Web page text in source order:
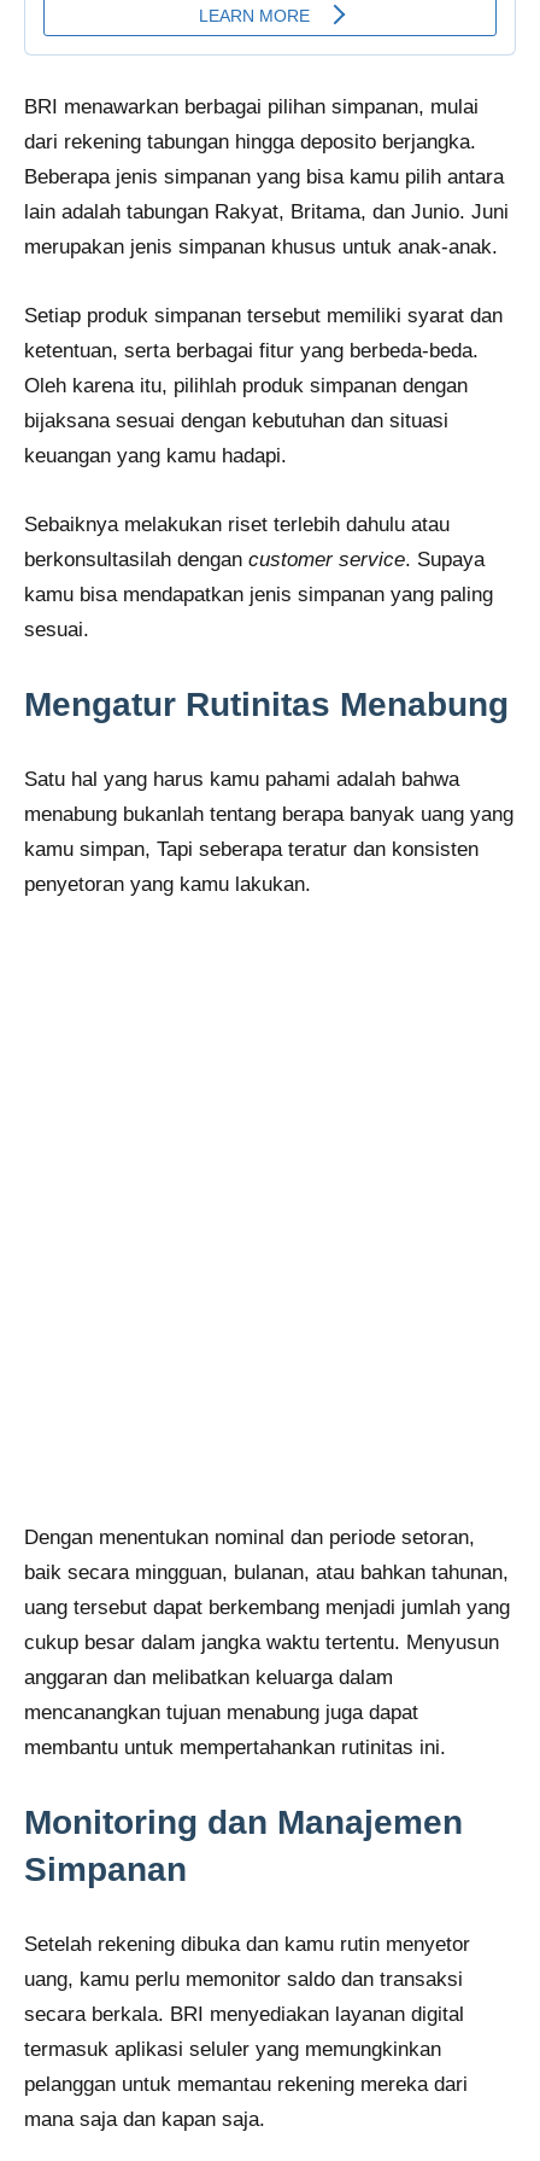
BRI menawarkan berbagai pilihan simpanan, mulai
dari rekening tabungan hingga deposito berjangka.
Beberapa jenis simpanan yang bisa kamu pilih antara
lain adalah tabungan Rakyat, Britama, dan Junio. Juni
merupakan jenis simpanan khusus untuk anak-anak.
Setiap produk simpanan tersebut memiliki syarat dan
ketentuan, serta berbagai fitur yang berbeda-beda.
Oleh karena itu, pilihlah produk simpanan dengan
bijaksana sesuai dengan kebutuhan dan situasi
keuangan yang kamu hadapi.
Sebaiknya melakukan riset terlebih dahulu atau
berkonsultasilah dengan customer service. Supaya
kamu bisa mendapatkan jenis simpanan yang paling
sesuai.
Mengatur Rutinitas Menabung
Satu hal yang harus kamu pahami adalah bahwa
menabung bukanlah tentang berapa banyak uang yang
kamu simpan, Tapi seberapa teratur dan konsisten
penyetoran yang kamu lakukan.
Dengan menentukan nominal dan periode setoran,
baik secara mingguan, bulanan, atau bahkan tahunan,
uang tersebut dapat berkembang menjadi jumlah yang
cukup besar dalam jangka waktu tertentu. Menyusun
anggaran dan melibatkan keluarga dalam
mencanangkan tujuan menabung juga dapat
membantu untuk mempertahankan rutinitas ini.
Monitoring dan Manajemen
Simpanan
Setelah rekening dibuka dan kamu rutin menyetor
uang, kamu perlu memonitor saldo dan transaksi
secara berkala. BRI menyediakan layanan digital
termasuk aplikasi seluler yang memungkinkan
pelanggan untuk memantau rekening mereka dari
mana saja dan kapan saja.